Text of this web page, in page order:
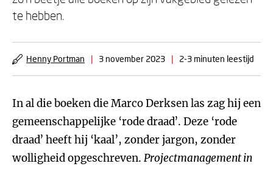
te hebben.
Henny Portman | 3 november 2023 | 2-3 minuten leestijd
In al die boeken die Marco Derksen las zag hij een
gemeenschappelijke ‘rode draad’. Deze ‘rode
draad’ heeft hij ‘kaal’, zonder jargon, zonder
wolligheid opgeschreven. Projectmanagement in